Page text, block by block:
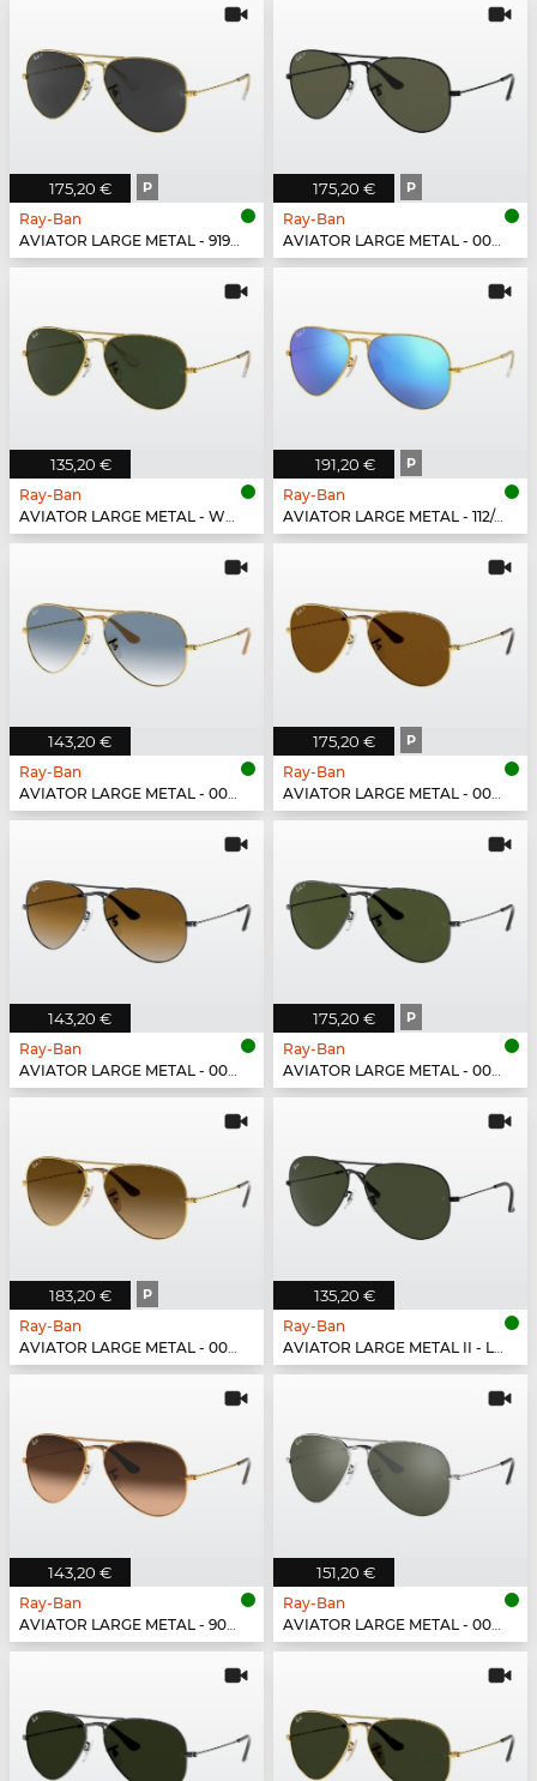
175,20 € P
Ray-Ban
AVIATOR LARGE METAL - 919648
175,20 € P
Ray-Ban
AVIATOR LARGE METAL - 002/58
135,20 €
Ray-Ban
AVIATOR LARGE METAL - W3234
191,20 € P
Ray-Ban
AVIATOR LARGE METAL - 112/4L
143,20 €
Ray-Ban
AVIATOR LARGE METAL - 001/3F
175,20 € P
Ray-Ban
AVIATOR LARGE METAL - 001/57
143,20 €
Ray-Ban
AVIATOR LARGE METAL - 004/51
175,20 € P
Ray-Ban
AVIATOR LARGE METAL - 004/58
183,20 € P
Ray-Ban
AVIATOR LARGE METAL - 001/M2
135,20 €
Ray-Ban
AVIATOR LARGE METAL II - L2821
143,20 €
Ray-Ban
AVIATOR LARGE METAL - 9001A5
151,20 €
Ray-Ban
AVIATOR LARGE METAL - 003/40